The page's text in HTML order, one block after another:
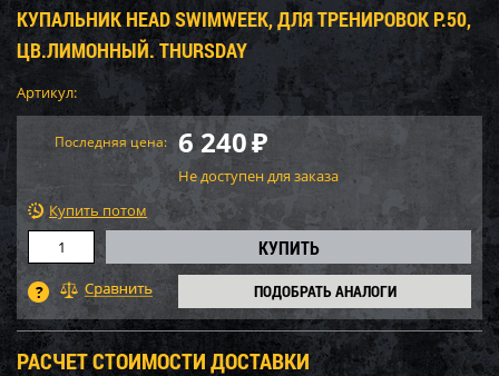
КУПАЛЬНИК HEAD SWIMWEEK, ДЛЯ ТРЕНИРОВОК Р.50,
ЦВ.ЛИМОННЫЙ. THURSDAY
Артикул:
Последняя цена: 6 240₽
Не доступен для заказа
Купить потом
ПОДОБРАТЬ АНАЛОГИ
РАСЧЕТ СТОИМОСТИ ДОСТАВКИ